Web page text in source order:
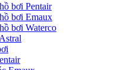
bơi Pentair
bơi Emaux
bơi Waterco